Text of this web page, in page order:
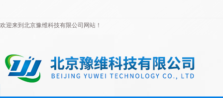
欢迎来到北京豫维科技有限公司网站！